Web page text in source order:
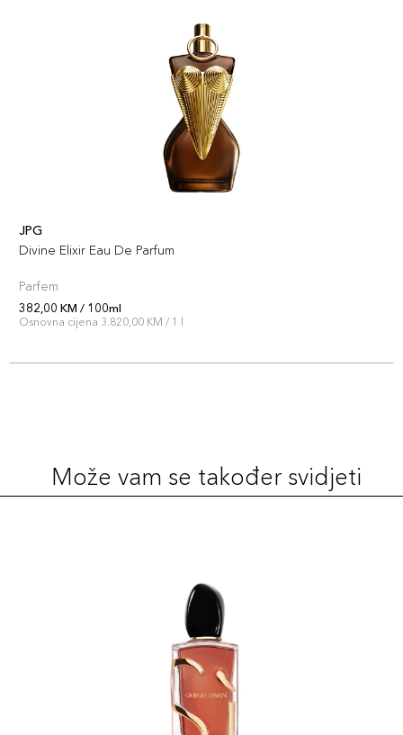
JPG
Divine Elixir Eau De Parfum
Parfem
382,00 KM / 100ml
Osnovna cijena 3.820,00 KM / 1 l
Može vam se također svidjeti